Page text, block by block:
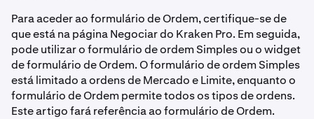
Para aceder ao formulário de Ordem, certifique-se de
que está na página Negociar do Kraken Pro. Em seguida,
pode utilizar o formulário de ordem Simples ou o widget
de formulário de Ordem. O formulário de ordem Simples
está limitado a ordens de Mercado e Limite, enquanto o
formulário de Ordem permite todos os tipos de ordens.
Este artigo fará referência ao formulário de Ordem.